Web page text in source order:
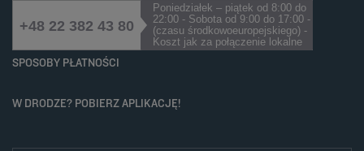
+48 22 382 43 80
Poniedziałek – piątek od 8:00 do
22:00 - Sobota od 9:00 do 17:00 -
(czasu środkowoeuropejskiego) -
Koszt jak za połączenie lokalne
SPOSOBY PŁATNOŚCI
W DRODZE? POBIERZ APLIKACJĘ!